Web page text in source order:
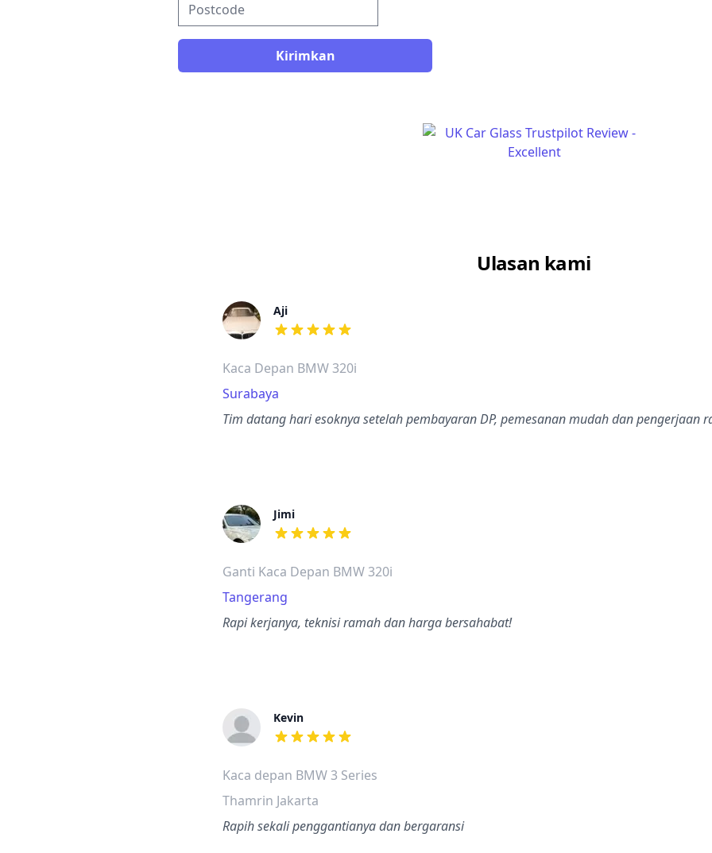
Kirimkan
Ulasan kami
Aji
dari ulasan adalah bintang lima
Kaca Depan BMW 320i
Surabaya
Tim datang hari esoknya setelah pembayaran DP, pemesanan mudah dan pengerjaan
Jimi
dari ulasan adalah bintang lima
Ganti Kaca Depan BMW 320i
Tangerang
Rapi kerjanya, teknisi ramah dan harga bersahabat!
Kevin
dari ulasan adalah bintang lima
Kaca depan BMW 3 Series
Thamrin Jakarta
Rapih sekali penggantianya dan bergaransi